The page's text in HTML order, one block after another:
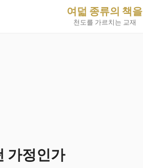
여덟 종류의 책을
천도를 가르치는 교재
가정인가